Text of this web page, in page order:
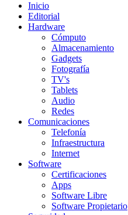
Inicio
Editorial
Hardware
Cómputo
Almacenamiento
Gadgets
Fotografía
TV's
Tablets
Audio
Redes
Comunicaciones
Telefonía
Infraestructura
Internet
Software
Certificaciones
Apps
Software Libre
Software Propietario